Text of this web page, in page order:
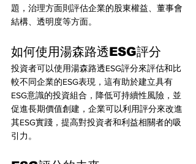
題，治理方面則評估企業的股東權益、董事會
結構、透明度等方面。
如何使用湯森路透ESG評分
投資者可以使用湯森路透ESG評分來評估和比
較不同企業的ESG表現，這有助於建立具有
ESG意識的投資組合，降低可持續性風險，並
促進長期價值創建，企業可以利用評分來改進
其ESG實踐，提高對投資者和利益相關者的吸
引力。